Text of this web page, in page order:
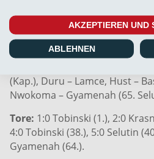
Weiche 1. Halbzeit:Bock –
Wagner – Marten, Hust –
Tobinski. Trainer: Wulff.
(Kap.), Duru – Lamce, Hust –
Nwokoma – Gyamenah (65.
Tore: 1:0 Tobinski (1.), 2:0
4:0 Tobinski (38.), 5:0 Selutin
Gyamenah (64.).
AKZEPTIEREN UND
ABLEHNEN